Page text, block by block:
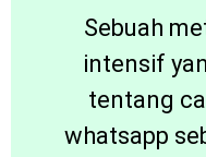
Sebuah
intensif
tentang
whatsapp